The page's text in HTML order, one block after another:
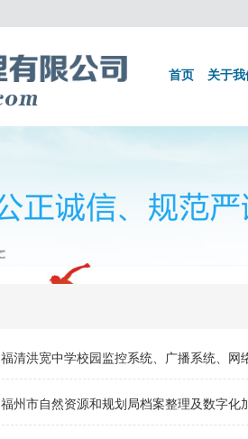
首页 关于我
福清洪宽中学校园监控系统、广播系统、
福州市自然资源和规划局档案整理及数字化